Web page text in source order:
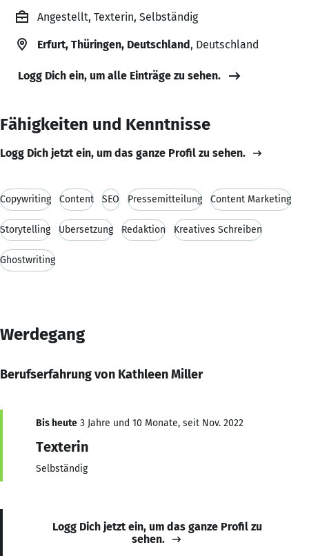
Angestellt, Texterin, Selbständig
Erfurt, Thüringen, Deutschland, Deutschland
Logg Dich ein, um alle Einträge zu sehen.
Fähigkeiten und Kenntnisse
Logg Dich jetzt ein, um das ganze Profil zu sehen.
Copywriting Content SEO Pressemitteilung Content Marketing
Storytelling Übersetzung Redaktion Kreatives Schreiben
Ghostwriting
Werdegang
Berufserfahrung von Kathleen Miller
Bis heute 3 Jahre und 10 Monate, seit Nov. 2022
Texterin
Selbständig
Logg Dich jetzt ein, um das ganze Profil zu
sehen.